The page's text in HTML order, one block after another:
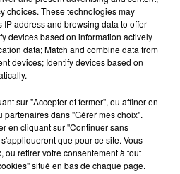
choices. These technologies may
address and browsing data to offer
devices based on information actively
data; Match and combine data from
devices; Identify devices based on
sur "Accepter et fermer", ou affiner en
dans "Gérer mes choix".
en cliquant sur "Continuer sans
que pour ce site. Vous
ou retirer votre consentement à tout
situé en bas de chaque page.